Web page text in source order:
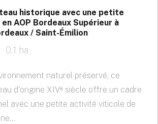
historique avec une petite
AOP Bordeaux Supérieur à
/ Saint-Émilion
0.1 ha
naturel préservé, ce
d'origine XIVᵉ siècle offre un cadre
avec une petite activité viticole de